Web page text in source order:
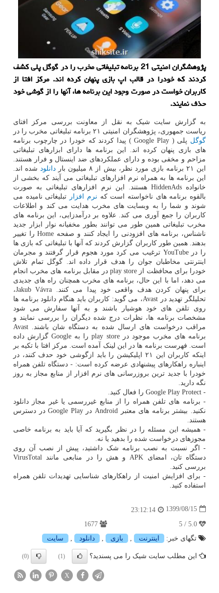
پژوهشگران امنیتی 21 برنامه تبلیغاتی مخرب را در گوگل پلی كشف
كردند كه خودرا در قالب اپ بازی پنهان كرده اند. مركز افتا از
كاربران خواست در صورت وجود این برنامه ها، آنها را از گوشی خود
حذف نمایند.
به گزارش سایت شیک به نقل از معاونت بررسی مرکز افتای
ریاست جمهوری، پژوهشگران امنیتی ۲۱ برنامه تبلیغاتی مخرب را در
گوگل
پلی ( Google Play ) پیدا کردند که خودرا در چارچوب برنامه
های بازی پنهان کرده اند. این برنامه ها دارای ابزارهای تبلیغاتی
مزاحم و مخفی بوده و دارای عملکردهای ضد اینستال و فرار هستند.
این ۲۱ برنامه بازی مورد نظر، بیش از ۸ میلیون بار
دانلودشده اند.
این برنامه ها به همراه نرم افزارهای تبلیغاتی می آیند که بخشی از
خانواده HiddenAds هستند. این نرم افزارهای تبلیغاتی به صورت
بالقوه برنامه های ناخواسته است که نرم افزار
تبلیغاتی نامیده می
شوند و شما را به وبسایت های مخرب هدایت می کند و اطلاعات
کاربران را جمع آوری می کند. علاوه بر درآمدزایی، این برنامه های
مخرب تبلیغاتی همین طور می توانند بطور مخفیانه نوار ابزار جدید
ناشناس، برنامه های افزودنی را ایجاد کنند و صفحه Home را تغییر
بدهند. همین طور کاربران گزارش کردند که آنها با تبلیغاتی که بازی ها
را در YouTube ترغیب می کرد مورد هجوم قرار گرفتند و مجرمان
اینترنتی مخاطبان جوان را هدف قرار داده اند. گوگل تمام تلاش
خودرا برای محافظت از play store در مقابل برنامه های مخرب انجام
می دهد، اما با این حال، برنامه های مخرب همچنان راه های جدیدی
برای پنهان کردن هدف واقعی خود پیدا می کنند. Jakub Vávra،
تحلیلگر تهدید در Avast، می گوید: کاربران باید هنگام دانلود برنامه ها
روی تلفن های خود هوشیار باشند و به آنها سفارش می شود
مشخصات برنامه ها، نظرات درج شده دیگران را بررسی نمایند و
مراقب درخواست های ارسال شده به دستگاه شان باشند. Avast
برنامه های مخرب موجود در play store را به Google گزارش داده
است. فهرست برنامه ها در این لینک آمده است. مرکز افتا با تکیه بر
اینکه کاربران این ۲۱ اپلیکیشن را باید ازگوشی خود حدف کنند، در
اینباره راهکارهای پیشنهادی عرضه کرده است: - دستگاه تلفن همراه
خودرا با جدید ترین بروزرسانی های نرم افزار از منابع مجاز به روز
نگه دارید.
- Google Play Protect را فعال کنید.
- برنامه های تلفن همراه را از منابع غیررسمی یا غیر مجاز دانلود
نکنید. بیشتر برنامه های معتبر Android در Google Play در دسترس
هستند.
- همیشه این مسئله را در نظر بگیرید که آیا باید به برنامه خاصی
مجوزهای درخواست شده را بدهید یا نه.
- اگر نسبت به نصب برنامه شک داشتید، پیش از نصب آن روی
دستگاه تان، امضای APK و هش را در منابعی مانند VirusTotal
بررسی کنید.
- برای افزایش امنیت از راهکارهای شناسایی تهدیدات تلفن همراه
استفاده کنید.
1399/08/15
23:12:14
تگهای خبر:
اینترنت بازی دانلود سایت
این مطلب سایت شیک را می پسندید؟ (1)
(0)
X